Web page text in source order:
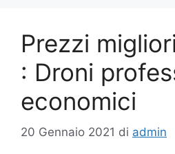
Prezzi
: Droni
economici
20 Gennaio 2021 di admin